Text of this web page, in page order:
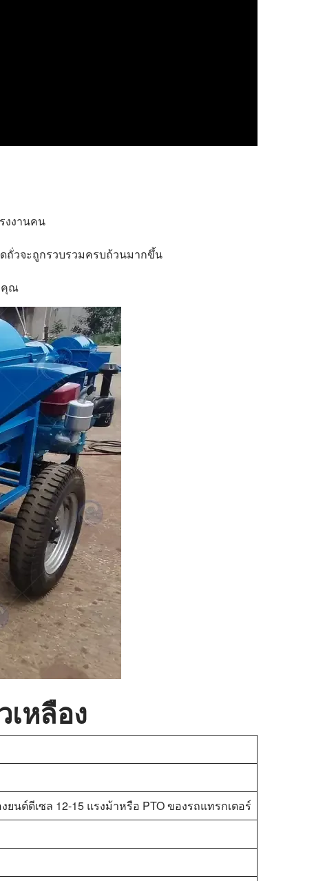
งงานคน
ถั่วจะถูกรวบรวมครบถ้วนมากขึ้น
คุณ
หลือง
ยนต์ดีเซล 12-15 แรงม้าหรือ PTO ของรถแทรกเตอร์